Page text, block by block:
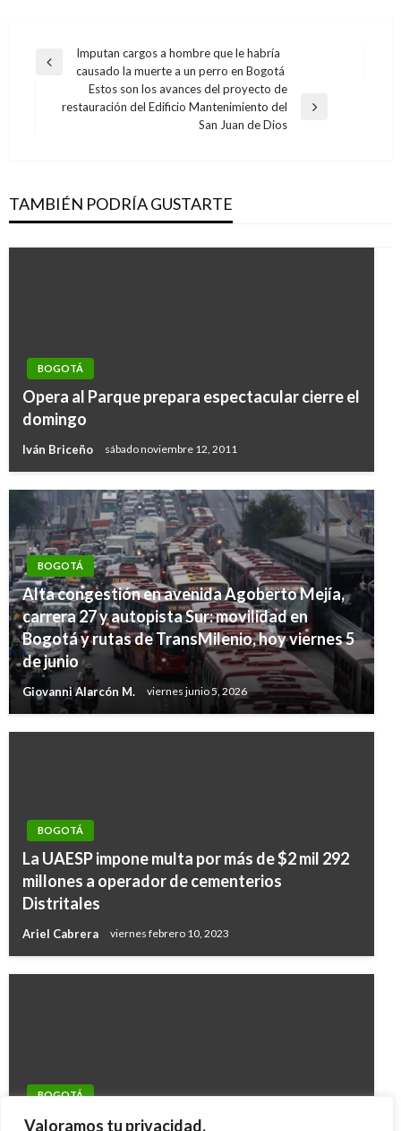
Valoramos tu privacidad.
Navegación
entradas
Entrada
Imputan cargos a hombre que le habría
causado la muerte a un perro en Bogotá
Entrada
Estos son los avances del proyecto de
restauración del Edificio Mantenimiento del
San Juan de Dios
TAMBIÉN PODRÍA GUSTARTE
BOGOTÁ
Opera al Parque prepara espectacular cierre el
domingo
Iván Briceño sábado noviembre 12, 2011
BOGOTÁ
Alta congestión en avenida Agoberto Mejía,
carrera 27 y autopista Sur: movilidad en
Bogotá y rutas de TransMilenio, hoy viernes 5
de junio
Giovanni Alarcón M. viernes junio 5, 2026
BOGOTÁ
La UAESP impone multa por más de $2 mil 292
millones a operador de cementerios
Distritales
Ariel Cabrera viernes febrero 10, 2023
BOGOTÁ
Empleo y formación para los habitantes de